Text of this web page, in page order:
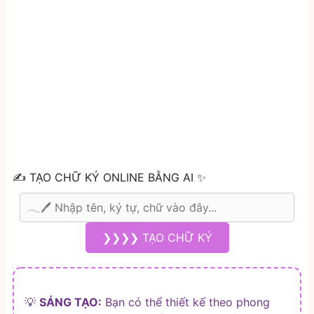
✍️ TẠO CHỮ KÝ ONLINE BẰNG AI ✨
❯❯❯❯ TẠO CHỮ KÝ
💡 SÁNG TẠO: Bạn có thể thiết kế theo phong